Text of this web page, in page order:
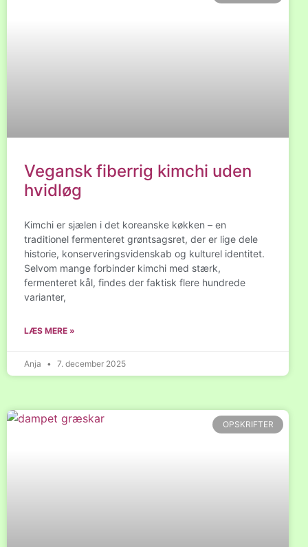
Vegansk fiberrig kimchi uden
hvidløg
Kimchi er sjælen i det koreanske køkken – en
traditionel fermenteret grøntsagsret, der er lige dele
historie, konserveringsvidenskab og kulturel identitet.
Selvom mange forbinder kimchi med stærk,
fermenteret kål, findes der faktisk flere hundrede
varianter,
LÆS MERE »
Anja 7. december 2025
OPSKRIFTER